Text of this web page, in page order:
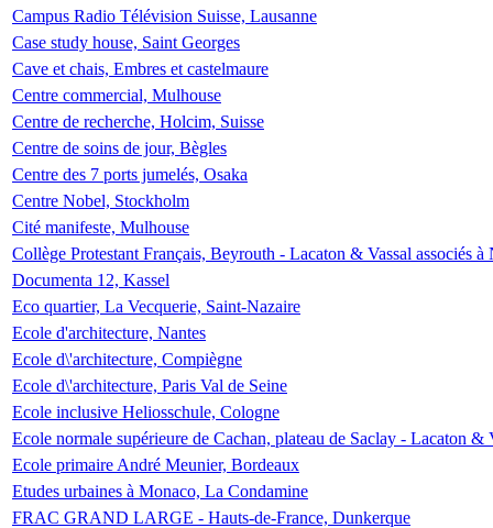
Campus Radio Télévision Suisse, Lausanne
Case study house, Saint Georges
Cave et chais, Embres et castelmaure
Centre commercial, Mulhouse
Centre de recherche, Holcim, Suisse
Centre de soins de jour, Bègles
Centre des 7 ports jumelés, Osaka
Centre Nobel, Stockholm
Cité manifeste, Mulhouse
Collège Protestant Français, Beyrouth - Lacaton & Vassal associés
Documenta 12, Kassel
Eco quartier, La Vecquerie, Saint-Nazaire
Ecole d'architecture, Nantes
Ecole d\'architecture, Compiègne
Ecole d\'architecture, Paris Val de Seine
Ecole inclusive Heliosschule, Cologne
Ecole normale supérieure de Cachan, plateau de Saclay - Lacaton &
Ecole primaire André Meunier, Bordeaux
Etudes urbaines à Monaco, La Condamine
FRAC GRAND LARGE - Hauts-de-France, Dunkerque